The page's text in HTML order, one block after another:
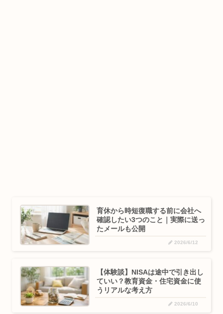
育休から時短復職する前に会社へ
確認したい3つのこと｜実際に送っ
たメールも公開
2026/6/12
【体験談】NISAは途中で引き出し
ていい？教育資金・住宅資金に使
うリアルな考え方
2026/6/10